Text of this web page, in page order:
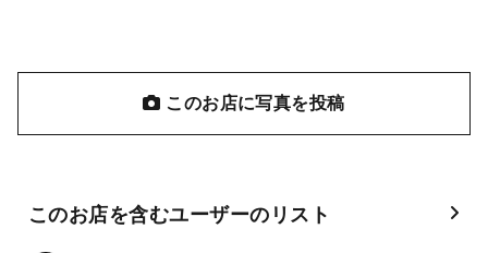
このお店に写真を投稿
このお店を含むユーザーのリスト